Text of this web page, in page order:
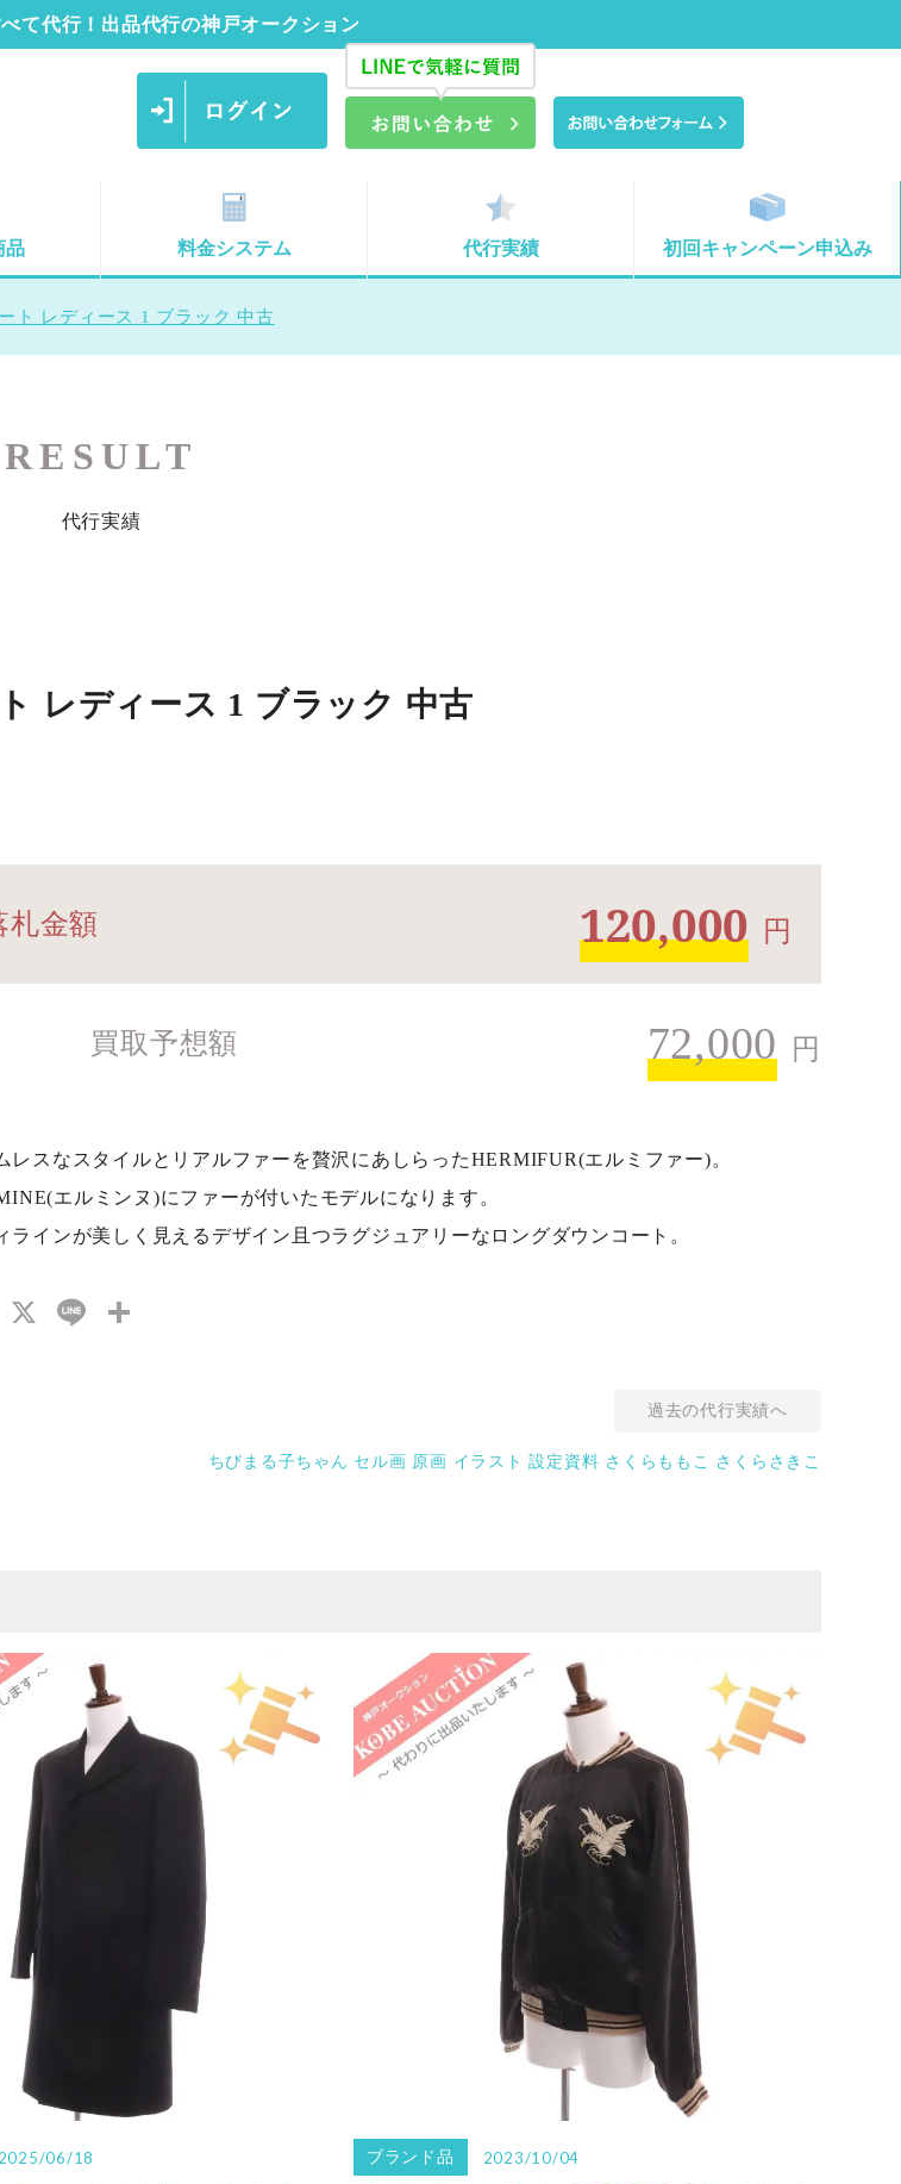
て代行！出品代行の神戸オークション
品 料金システム 代行実績 初回キャンペーン申込み
ト レディース 1 ブラック 中古
RESULT
代行実績
レディース 1 ブラック 中古
札金額 120,000 円
買取予想額 72,000 円
レスなスタイルとリアルファーを贅沢にあしらったHERMIFUR(エルミファー)。
エルミンヌ)にファーが付いたモデルになります。
ラインが美しく見えるデザイン且つラグジュアリーなロングダウンコート。
Facebook
X Line
過去の代行実績へ
ちびまる子ちゃん セル画 原画 イラスト 設定資料 さくらももこ さくらさきこ
2025/06/18 ブランド品 2023/10/04